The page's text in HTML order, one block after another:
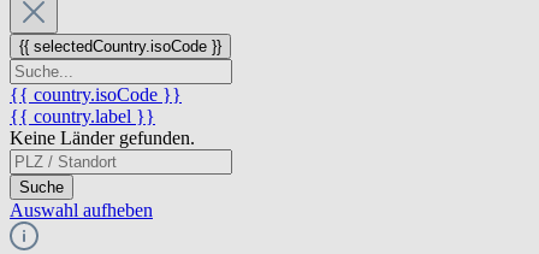
{{ selectedCountry.isoCode }}
{{ country.isoCode }}
{{ country.label }}
Keine Länder gefunden.
Suche
Auswahl aufheben